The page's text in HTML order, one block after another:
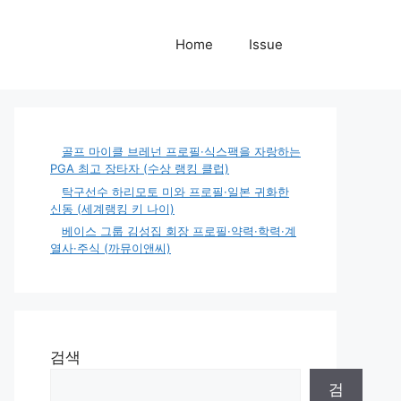
Home Issue
골프 마이클 브레넌 프로필·식스팩을 자랑하는
PGA 최고 장타자 (수상 랭킹 클럽)
탁구선수 하리모토 미와 프로필·일본 귀화한
신동 (세계랭킹 키 나이)
베이스 그룹 김성집 회장 프로필·약력·학력·계
열사·주식 (까뮤이앤씨)
검색
검